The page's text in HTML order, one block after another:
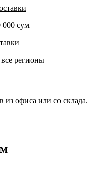
000 сум
все регионы
из офиса или со склада.